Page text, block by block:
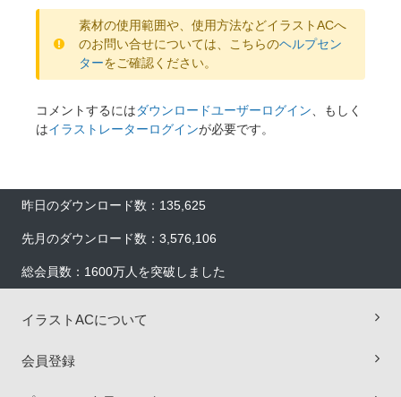
素材の使用範囲や、使用方法などイラストACへ
のお問い合せについては、こちらのヘルプセン
ターをご確認ください。
コメントするにはダウンロードユーザーログイン 、もしく
はイラストレーターログインが必要です。
昨日のダウンロード数：135,625
先月のダウンロード数：3,576,106
総会員数：1600万人を突破しました
イラストACについて
会員登録